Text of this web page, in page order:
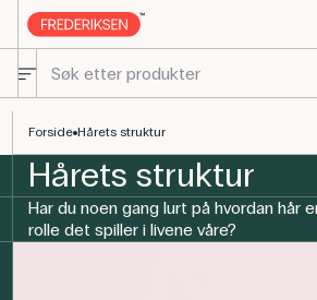
Forside Hårets struktur
Hårets struktur
Har du noen gang lurt på hvordan hår
rolle det spiller i livene våre?